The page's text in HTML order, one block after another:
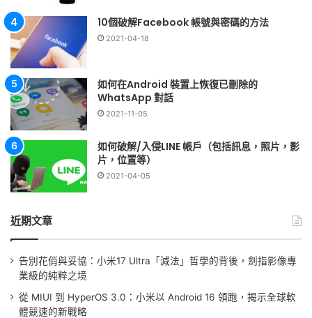
10個破解Facebook 帳號與密碼的方法
2021-04-18
如何在Android 裝置上恢復已刪除的
WhatsApp 對話
2021-11-05
如何破解/入侵LINE 帳戶（包括訊息，照片，影
片，位置等）
2021-04-05
近期文章
告別花俏與妥協：小米17 Ultra「減法」哲學的背後，劍指影像專
業級的純粹之境
從 MIUI 到 HyperOS 3.0：小米以 Android 16 領跑，揭示全球軟
體競速的新戰略